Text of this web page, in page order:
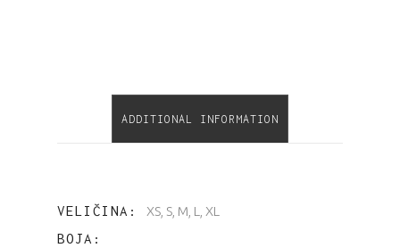
ADDITIONAL INFORMATION
VELIČINA XS, S, M, L, XL
BOJA